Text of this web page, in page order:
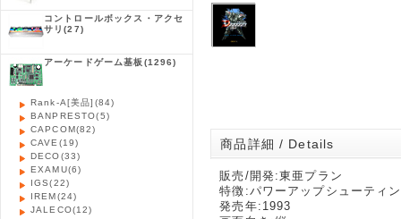
コントロールボックス・アクセ
サリ(27)
アーケードゲーム基板 (1296)
Rank-A[美品] (84)
BANPRESTO(5)
CAPCOM(82)
CAVE (19)
DECO(33)
EXAMU(6)
IGS(22)
IREM(24)
JALECO(12)
商品詳細 / Details
販売/開発:東亜プラン
特徴:パワーアップシューティ
発売年:1993